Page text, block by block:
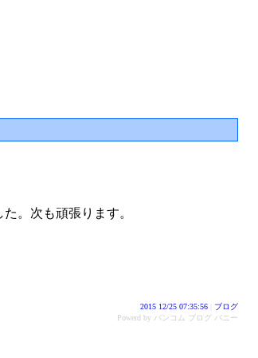
。次も頑張ります。
2015 12/25 07:35:56
ブログ
Powerd by バンコム ブログ バニー